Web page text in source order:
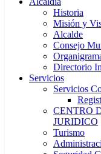
Historia
Misión y
Alcalde
Consejo
Directorio
Servicios
Servicios
CENTRO
JURIDICO
Turismo